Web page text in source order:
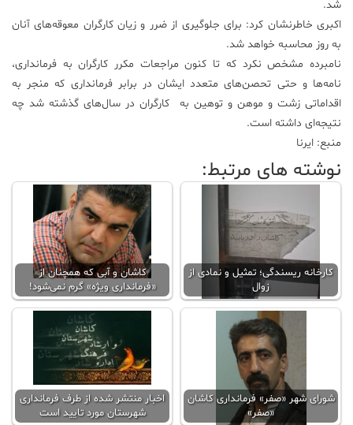
شد.
اکبری خاطرنشان کرد: برای جلوگیری از ضرر و زیان کارگران معوقه‌های آنان
به روز محاسبه خواهد شد.
نامبرده مشخص نکرد که تا کنون مراجعات مکرر کارگران به فرمانداری،
نامه‌ها و حتی تحصن‌های متعدد ایشان در برابر فرمانداری که منجر به
اقداماتی زشت و موهن و توهین به کارگران در سال‌های گذشته شد چه
نتیجه‌ای داشته است.
منبع: ایرنا
نوشته های مرتبط:
کارخانه ریسندگی؛ تمثیل و نمادی از
زوال
کاشان و آبی که همچنان از
«فرمانداری ویژه» گرم نمی‌شود!
شورای شهر «صفر» فرمانداری کاشان
«صفر»
اخبار منتشر شده از طرف فرمانداری
شهرستان مورد تایید است